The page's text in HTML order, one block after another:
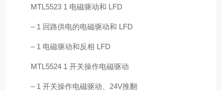
MTL5523 1 电磁驱动和 LFD
– 1 回路供电的电磁驱动和 LFD
– 1 电磁驱动和反相 LFD
MTL5524 1 开关操作电磁驱动
– 1 开关操作电磁驱动、24V推翻